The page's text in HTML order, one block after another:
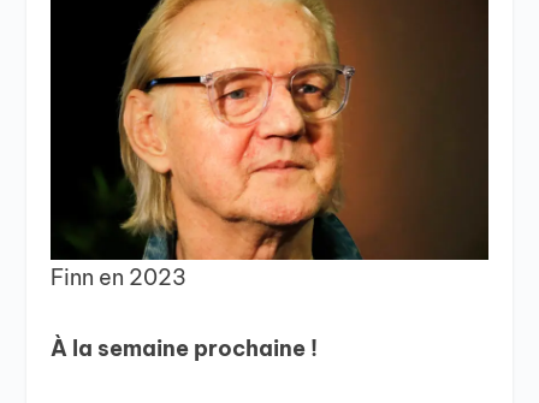
Finn en 2023
À la semaine prochaine !